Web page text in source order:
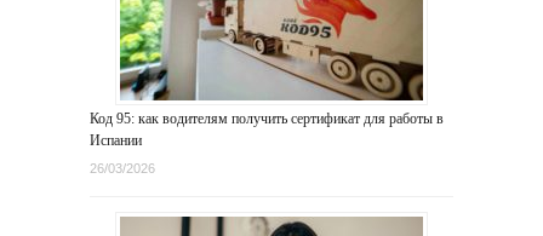
Код 95: как водителям получить сертификат для работы в
Испании
26/03/2026